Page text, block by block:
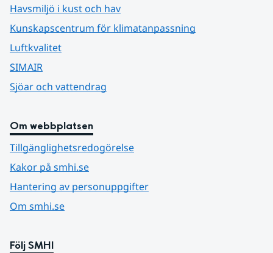
Havsmiljö i kust och hav
Kunskapscentrum för klimatanpassning
Luftkvalitet
SIMAIR
Sjöar och vattendrag
Om webbplatsen
Tillgänglighetsredogörelse
Kakor på smhi.se
Hantering av personuppgifter
Om smhi.se
Följ SMHI